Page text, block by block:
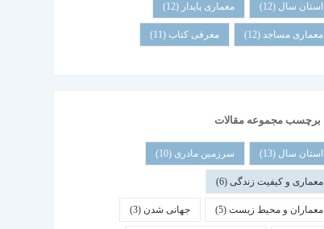
استان سال (12) معماری پایدار (12)
معماری مساجد(12) معرفی کتاب (11)
برچسب مجموعه مقالات
استان سال (13) سرزمین مادری (10)
معماری و کیفیت زندگی(6)
معماران و محیط زیست(5) جهانی شدن (3)